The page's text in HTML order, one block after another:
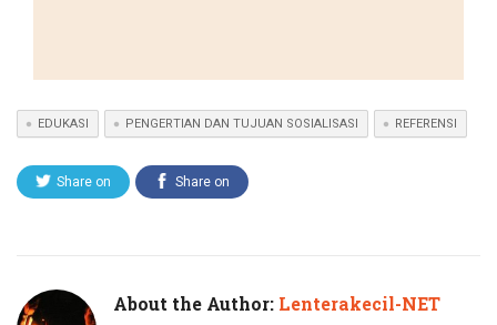
EDUKASI PENGERTIAN DAN TUJUAN SOSIALISASI REFERENSI
Share on Share on
About the Author: Lenterakecil-NET